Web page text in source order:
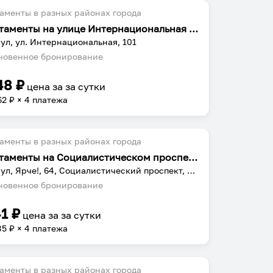
в разных районах города
Апартаменты на улице Интернациональная 101
ул. Интернациональная, 101
бронирование
₽ цена заза сутки
₽ × 4 платежа
в разных районах города
Апартаменты на Социалистическом проспекте 64
Барнаул, Ярче!, 64, Социалистический проспект, Центральный район, Барнаул, городской округ Барнаул, Алтайский край, Сибирский федеральный округ, 656000, Россия
бронирование
₽ цена заза сутки
₽ × 4 платежа
в разных районах города